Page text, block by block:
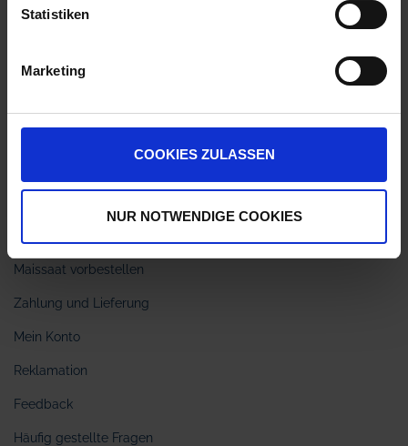
Statistiken
Marketing
COOKIES ZULASSEN
NUR NOTWENDIGE COOKIES
Desktopoder
Ansprechpartner
Maissaat vorbestellen
Zahlung und Lieferung
Mein Konto
Reklamation
Feedback
Häufig gestellte Fragen